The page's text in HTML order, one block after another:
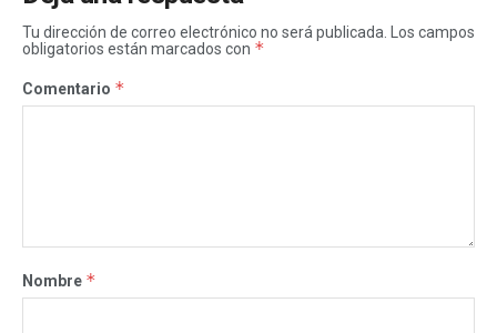
Tu dirección de correo electrónico no será publicada.
Los campos
obligatorios están marcados con *
Comentario *
Nombre *